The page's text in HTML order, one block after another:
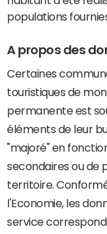
populations
A propos des
Certaines
touristiques de
permanente est
éléments de leur
"majoré" en
secondaires ou de
territoire.
l'Economie, les
service